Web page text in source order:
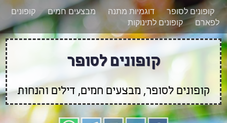
רוצים להישאר מעודכנים לגבי קופונים חדשים?
הצטרפו אלינו גם
בוואטסאפ
קופונים לסופר דוגמיות מתנה מבצעים חמים
קופונים
לפארם
קופונים לתינוקות
קופונים לסופר
קופונים לסופר, מבצעים חמים, דילים והנחות